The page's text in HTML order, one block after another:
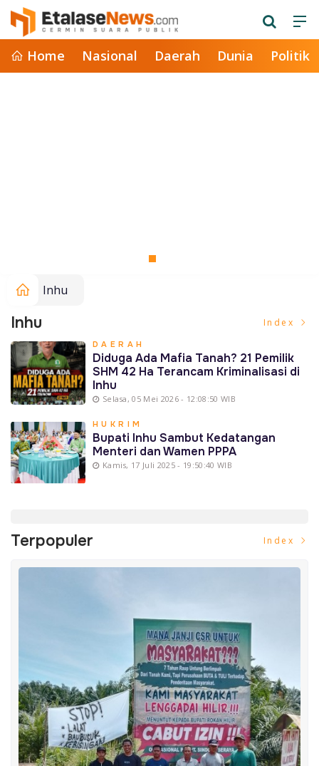
Home Nasional Daerah Dunia Politik
Inhu
Inhu Index
DAERAH
Diduga Ada Mafia Tanah? 21 Pemilik
SHM 42 Ha Terancam Kriminalisasi di
Inhu
Selasa, 05 Mei 2026 - 12:08:50 WIB
HUKRIM
Bupati Inhu Sambut Kedatangan
Menteri dan Wamen PPPA
Kamis, 17 Juli 2025 - 19:50:40 WIB
Terpopuler Index